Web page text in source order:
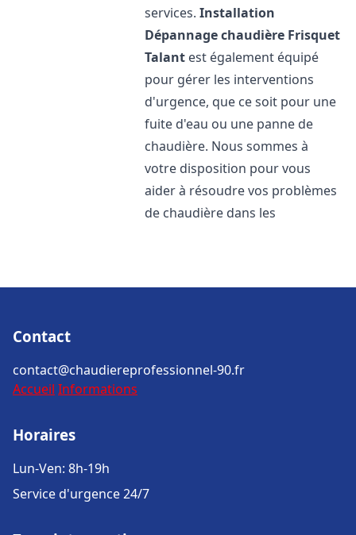
services.Installation
Dépannage chaudière Frisquet
Talant est également équipé
pour gérer les interventions
d'urgence, que ce soit pour une
fuite d'eau ou une panne de
chaudière. Nous sommes à
votre disposition pour vous
aider à résoudre vos problèmes
de chaudière dans les
Contact
contact@chaudiereprofessionnel-90.fr
Accueil Informations
Horaires
Lun-Ven: 8h-19h
Service d'urgence 24/7